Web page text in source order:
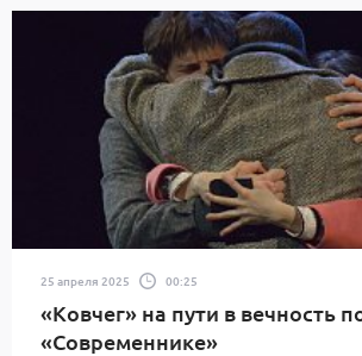
25 апреля 2025 00:25
«Ковчег» на пути в вечность
«Современнике»